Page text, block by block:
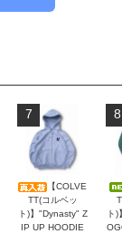
7
【COLVE
TT(コルベッ
ト)】"Dynasty" Z
IP UP HOODIE
8
ト